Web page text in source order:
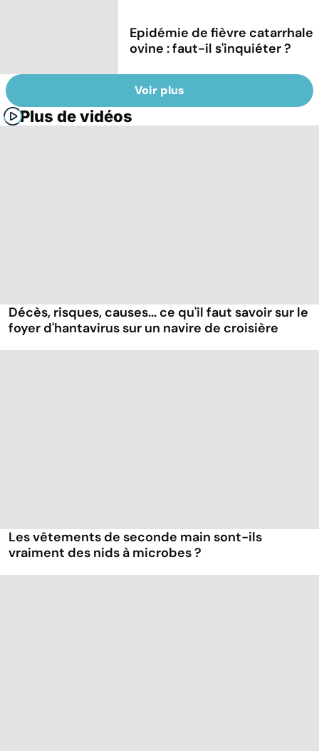
Epidémie de fièvre catarrhale
ovine : faut-il s'inquiéter ?
Voir plus
Plus de vidéos
Décès, risques, causes... ce qu'il faut savoir sur le
foyer d'hantavirus sur un navire de croisière
Les vêtements de seconde main sont-ils
vraiment des nids à microbes ?